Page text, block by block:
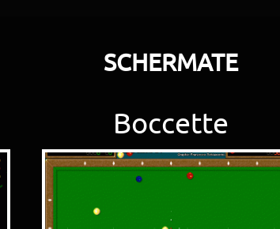
SCHERMATE
Boccette